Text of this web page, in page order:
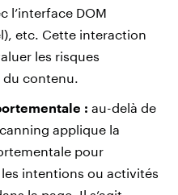
l’interface DOM
etc. Cette interaction
les risques
du contenu.
: au-delà de
applique la
pour
intentions ou activités